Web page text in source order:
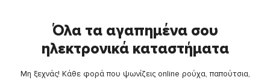
Όλα τα αγαπημένα σου
ηλεκτρονικά καταστήματα
Μη ξεχνάς! Κάθε φορά που ψωνίζεις online ρούχα, παπούτσια,